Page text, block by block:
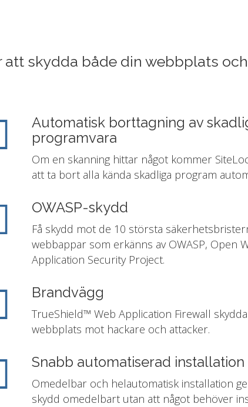
skydda både din webbplats
Automatisk borttagning av
programvara
Om en skanning hittar något kommer
att ta bort alla kända skadliga program
OWASP-skydd
Få skydd mot de 10 största
webbappar som erkänns av OWASP, Open
Application Security Project.
Brandvägg
TrueShield™ Web Application Firewall
webbplats mot hackare och attacker.
Snabb automatiserad installation
Omedelbar och helautomatisk installation
skydd omedelbart utan att något behöver